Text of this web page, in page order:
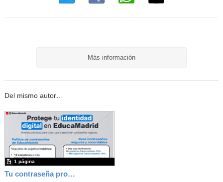
Más información
Del mismo autor…
Tu contraseña protege tu identidad digital en EducaMadrid
1 página